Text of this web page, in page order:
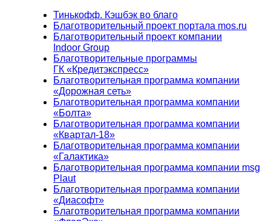
Тинькофф. Кэшбэк во благо
Благотворительный проект портала mos.ru
Благотворительный проект компании
Indoor Group
Благотворительные программы
ГК «Кредитэкспресс»
Благотворительная программа компании
«Дорожная сеть»
Благотворительная программа компании
«Болта»
Благотворительная программа компании
«Квартал-18»
Благотворительная программа компании
«Галактика»
Благотворительная программа компании msg
Plaut
Благотворительная программа компании
«Диасофт»
Благотворительная программа компании